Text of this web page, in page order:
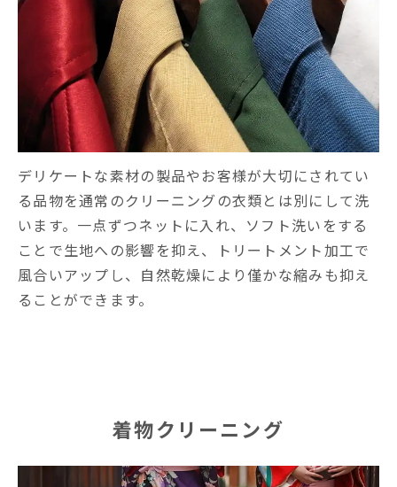
デリケートな素材の製品やお客様が大切にされてい
る品物を通常のクリーニングの衣類とは別にして洗
います。一点ずつネットに入れ、ソフト洗いをする
ことで生地への影響を抑え、トリートメント加工で
風合いアップし、自然乾燥により僅かな縮みも抑え
ることができます。
着物クリーニング